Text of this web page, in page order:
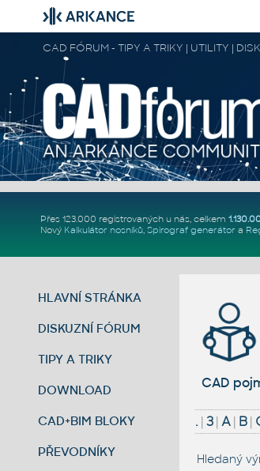
CAD FÓRUM - TIPY A TRIKY | UTILITY |
Přes 123.000 registrovaných u nás, celkem
Nový Kalkulátor nosníků, Spirograf generátor a
HLAVNÍ STRÁNKA
DISKUZNÍ FÓRUM
TIPY A TRIKY
DOWNLOAD
CAD+BIM BLOKY
PŘEVODNÍKY
CAD
.| 3| A| B|
Hledaný